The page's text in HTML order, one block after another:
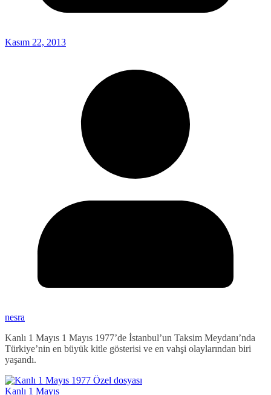
Kasım 22, 2013
nesra
Kanlı 1 Mayıs 1 Mayıs 1977’de İstanbul’un Taksim Meydanı’nda
Türkiye’nin en büyük kitle gösterisi ve en vahşi olaylarından biri
yaşandı.
Kanlı 1 Mayıs